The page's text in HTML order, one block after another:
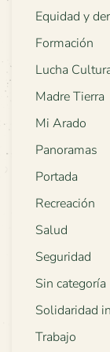
Equidad y
Formación
Lucha
Madre Tierra
Mi Arado
Panoramas
Portada
Recreación
Salud
Seguridad
Sin categoría
Solidaridad
Trabajo